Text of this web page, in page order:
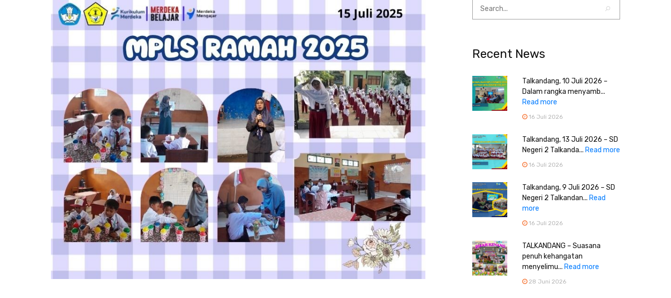
Recent News
Talkandang, 10 Juli 2026 –
Dalam rangka menyamb...
Read more
16 Juli 2026
Talkandang, 13 Juli 2026 – SD
Negeri 2 Talkanda... Read more
16 Juli 2026
Talkandang, 9 Juli 2026 – SD
Negeri 2 Talkandan... Read
more
16 Juli 2026
TALKANDANG – Suasana
penuh kehangatan
menyelimu... Read more
28 Juni 2026